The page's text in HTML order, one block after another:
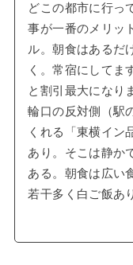
どこの都市に行っ
事が一番のメリッ
ル。朝食はあるだ
く。常宿にしてま
と割引最大になり
輪口の反対側（駅
くれる「東横イン
あり。そこは静か
ある。朝食は広い
若干多く白ご飯あ